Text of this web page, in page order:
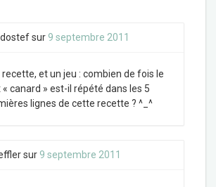
sur 9 septembre 2011
recette, et un jeu : combien de fois le
canard » est-il répété dans les 5
lignes de cette recette ? ^_^
sur 9 septembre 2011